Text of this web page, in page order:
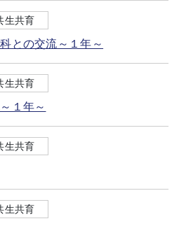
生共育
との交流～１年～
生共育
１年～
生共育
生共育